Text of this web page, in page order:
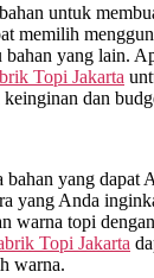
untuk
memilih
bahan yang lain.
Topi Jakarta
keinginan dan
bahan yang dapat
yang Anda
warna topi
Topi Jakarta
warna.